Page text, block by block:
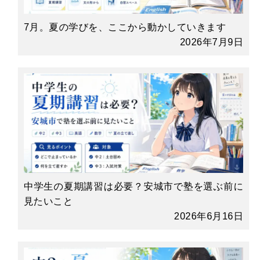
7月。夏の学びを、ここから動かしていきます
2026年7月9日
中学生の夏期講習は必要？安城市で塾を選ぶ前に
見たいこと
2026年6月16日